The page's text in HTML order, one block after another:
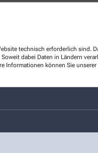
technisch erforderlich sind.
dabei Daten in Ländern
Informationen können Sie unserer